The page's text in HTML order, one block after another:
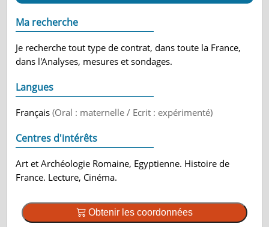
Ma recherche
Je recherche tout type de contrat, dans toute la France,
dans l'Analyses, mesures et sondages.
Langues
Français(Oral : maternelle / Ecrit : expérimenté)
Centres d'intérêts
Art et Archéologie Romaine, Egyptienne. Histoire de
France. Lecture, Cinéma.
Obtenir les coordonnées